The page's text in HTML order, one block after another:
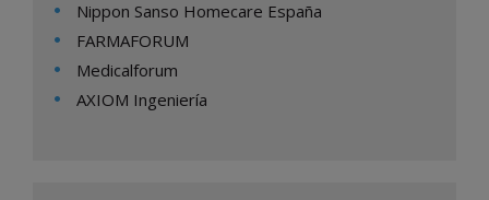
Nippon Sanso Homecare España
FARMAFORUM
Medicalforum
AXIOM Ingeniería